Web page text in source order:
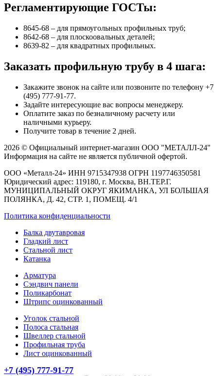
Регламентирующие ГОСТы:
8645-68 – для прямоугольных профильных труб;
8642-68 – для плоскоовальных деталей;
8639-82 – для квадратных профильных.
Заказать профильную трубу в 4 шага:
Закажите звонок на сайте или позвоните по телефону +7
(495) 777-91-77.
Задайте интересующие вас вопросы менеджеру.
Оплатите заказ по безналичному расчету или
наличными курьеру.
Получите товар в течение 2 дней.
2026 © Официальный интернет-магазин ООО "МЕТАЛЛ-24"
Информация на сайте не является публичной офертой.
ООО «Металл-24» ИНН 9715347938 ОГРН 1197746350581
Юридический адрес: 119180, г. Москва, ВН.ТЕР.Г.
МУНИЦИПАЛЬНЫЙ ОКРУГ ЯКИМАНКА, УЛ БОЛЬШАЯ
ПОЛЯНКА, Д. 42, СТР. 1, ПОМЕЩ. 4/1
Политика конфиденциальности
Балка двутавровая
Гладкий лист
Стальной лист
Катанка
Арматура
Сэндвич панели
Поликарбонат
Штрипс оцинкованный
Уголок стальной
Полоса стальная
Швеллер стальной
Профильная труба
Лист оцинкованный
+7 (495) 777-91-77